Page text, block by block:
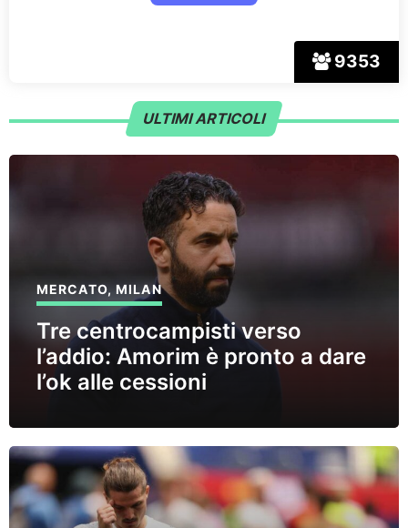
9353
ULTIMI ARTICOLI
MERCATO,MILAN
Tre centrocampisti verso
l’addio: Amorim è pronto a dare
l’ok alle cessioni